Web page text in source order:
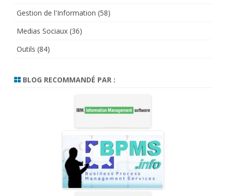
Gestion de l'Information (58)
Medias Sociaux (36)
Outils (84)
BLOG RECOMMANDÉ PAR :